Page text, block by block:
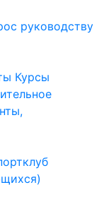
руководству
Курсы